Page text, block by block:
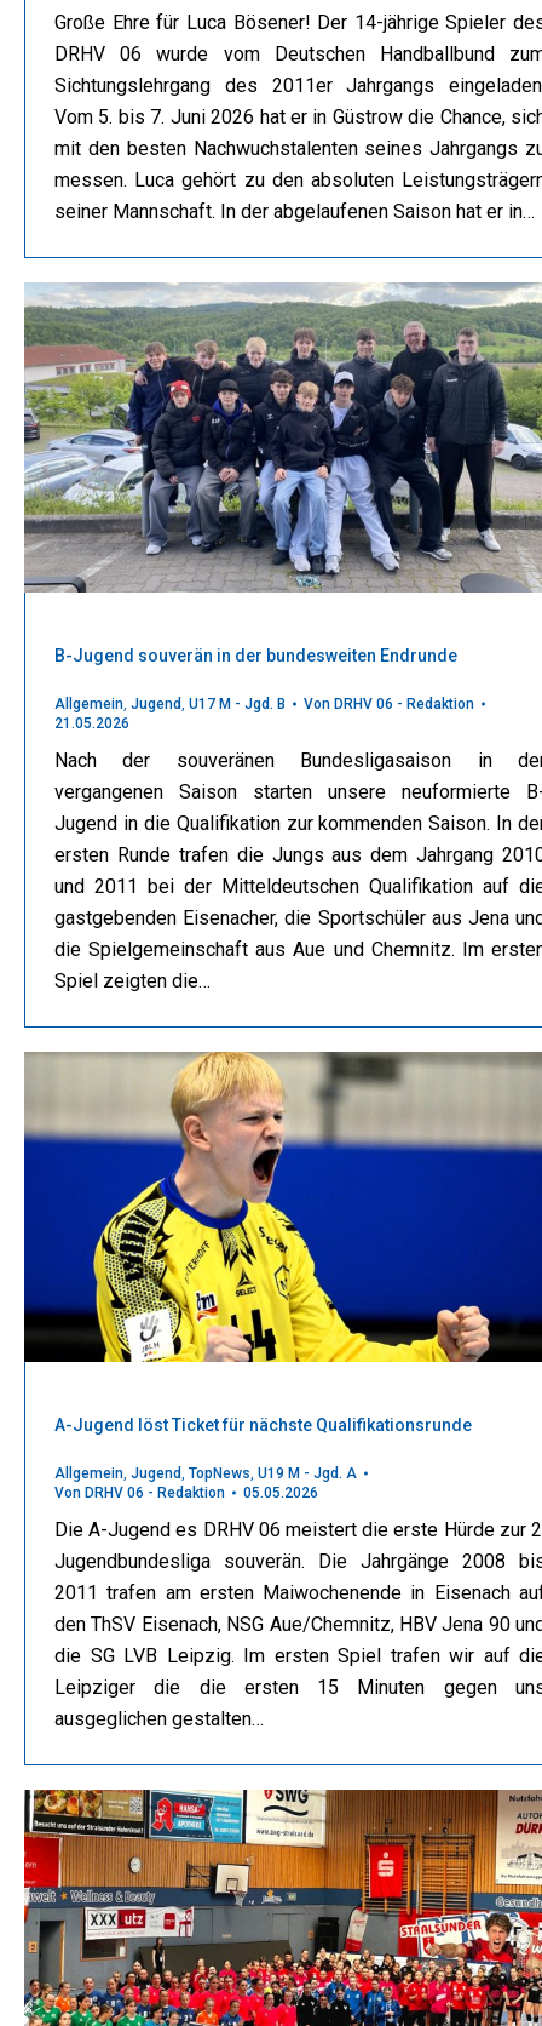
Große Ehre für Luca Bösener! Der 14-jährige Spieler
DRHV 06 wurde vom Deutschen Handballbund
Sichtungslehrgang des 2011er Jahrgangs
Vom 5. bis 7. Juni 2026 hat er in Güstrow die Chance,
mit den besten Nachwuchstalenten seines Jahrgangs
messen. Luca gehört zu den absoluten
seiner Mannschaft. In der abgelaufenen Saison hat er in…
B-Jugend souverän in der bundesweiten Endrunde
Allgemein, Jugend, U17 M - Jgd. B Von DRHV 06 - Redaktion
21.05.2026
Nach der souveränen Bundesligasaison in
vergangenen Saison starten unsere neuformierte
Jugend in die Qualifikation zur kommenden Saison. In
ersten Runde trafen die Jungs aus dem Jahrgang
und 2011 bei der Mitteldeutschen Qualifikation auf
gastgebenden Eisenacher, die Sportschüler aus Jena
die Spielgemeinschaft aus Aue und Chemnitz. Im
Spiel zeigten die…
A-Jugend löst Ticket für nächste Qualifikationsrunde
Allgemein, Jugend, TopNews, U19 M - Jgd. A
Von DRHV 06 - Redaktion 05.05.2026
Die A-Jugend es DRHV 06 meistert die erste Hürde zur
Jugendbundesliga souverän. Die Jahrgänge 2008
2011 trafen am ersten Maiwochenende in Eisenach
den ThSV Eisenach, NSG Aue/Chemnitz, HBV Jena 90
die SG LVB Leipzig. Im ersten Spiel trafen wir auf
Leipziger die die ersten 15 Minuten gegen
ausgeglichen gestalten…